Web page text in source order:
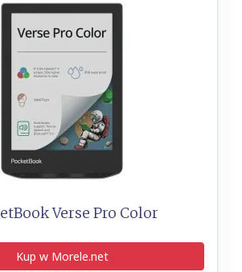
Verse Pro Color
Kup w Morele.net